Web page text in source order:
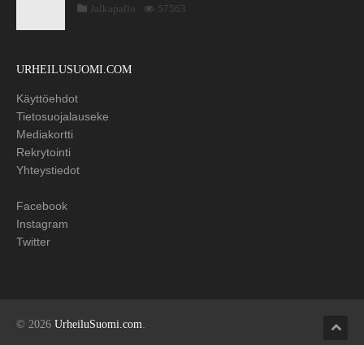
Jalkapallo
57563
URHEILUSUOMI.COM
Käyttöehdot
Tietosuojalauseke
Mediakortti
Rekrytointi
Yhteystiedot
Facebook
Instagram
Twitter
© 2026 UrheiluSuomi.com.